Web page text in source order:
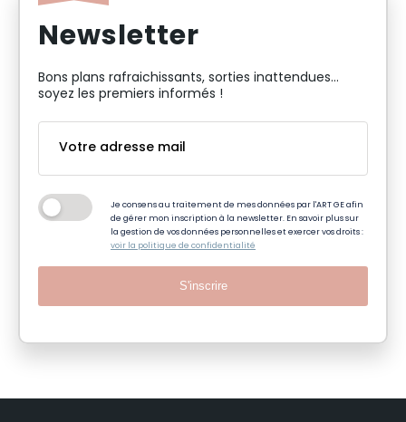
Newsletter
Bons plans rafraichissants, sorties inattendues…
soyez les premiers informés !
Je consens au traitement de mes données par l'ART GE afin
de gérer mon inscription à la newsletter. En savoir plus sur
la gestion de vos données personnelles et exercer vos droits :
voir la politique de confidentialité
S'inscrire